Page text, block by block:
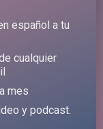
español a tu
cualquier
mes
y podcast.